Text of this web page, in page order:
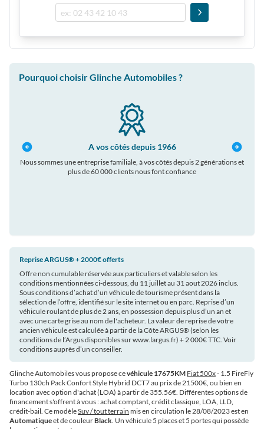
Pourquoi choisir Glinche Automobiles ?
A vos côtés depuis 1966
Nous sommes une entreprise familiale, à vos côtés depuis 2 générations et
plus de 60 000 clients nous font confiance
Reprise ARGUS®️ + 2000€ offerts
Offre non cumulable réservée aux particuliers et valable selon les
conditions mentionnées ci-dessous, du 11 juillet au 31 aout 2026 inclus.
Sous conditions d’achat d’un véhicule de tourisme présent dans la
sélection de l’offre, identifié sur le site internet ou en parc. Reprise d’un
véhicule roulant de plus de 2 ans, en possession depuis plus d’un an et
avec une carte grise au nom de l'acheteur. La valeur de reprise de votre
ancien véhicule est calculée à partir de la Côte ARGUS®️ (selon les
conditions de l’Argus disponibles sur www.largus.fr) + 2 000€ TTC. Voir
conditions auprès d’un conseiller.
Glinche Automobiles vous propose cevéhicule 17675KM Fiat 500x- 1.5 FireFly
Turbo 130ch Pack Confort Style Hybrid DCT7 au prix de 21500€, ou bien en
location avec option d'achat (LOA) à partir de 355.56€. Différentes options de
financement s'offrent à vous : achat comptant, crédit classique, LOA, LLD,
crédit-bail. Ce modèleSuv / tout terrain mis en circulation le 28/08/2023 est en
Automatiqueet de couleurBlack. Un véhicule 5 places et 5 portes qui possède